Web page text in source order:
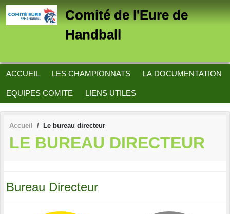
Comité de l'Eure de
Handball
ACCUEIL LES CHAMPIONNATS LA DOCUMENTATION
EQUIPES COMITE LIENS UTILES
Accueil Le bureau directeur
LE BUREAU DIRECTEUR
Bureau Directeur
Panneau de gestion des cookies